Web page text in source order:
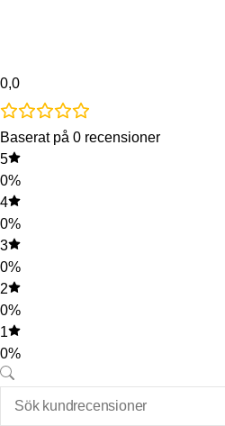
0,0
Baserat på 0 recensioner
5
0%
4
0%
3
0%
2
0%
1
0%